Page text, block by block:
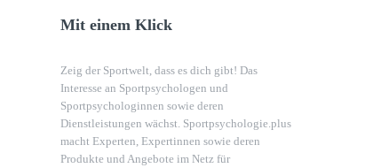
Mit einem Klick
Zeig der Sportwelt, dass es dich gibt! Das
Interesse an Sportpsychologen und
Sportpsychologinnen sowie deren
Dienstleistungen wächst. Sportpsychologie.plus
macht Experten, Expertinnen sowie deren
Produkte und Angebote im Netz für